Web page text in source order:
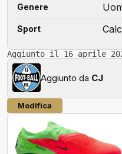
Genere
Sport
Aggiunto il 16 aprile
Aggiunto da CJ
Modifica